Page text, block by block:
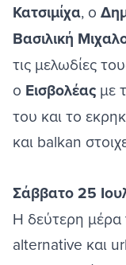
Κατσιμίχα, ο
Βασιλική
τις μελωδίες
ο Εισβολέας με
του και το
και balkan
Σάββατο 25
Η δεύτερη μέρα
alternative και